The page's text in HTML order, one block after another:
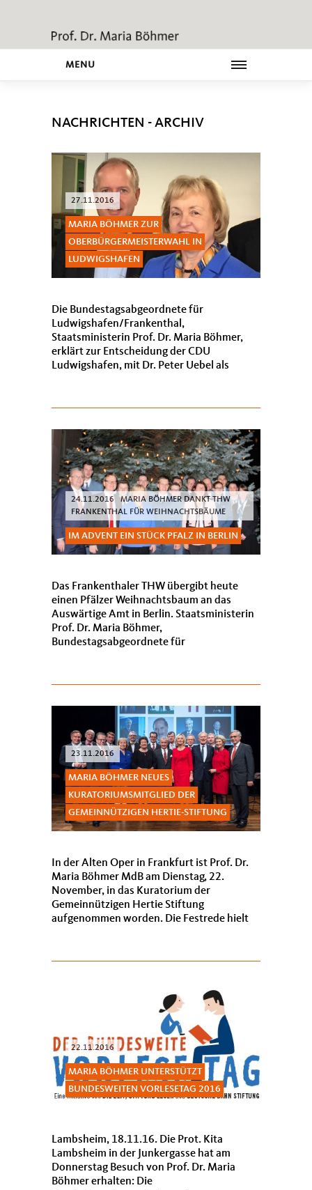
MENU
NACHRICHTEN - ARCHIV
27.11.2016
MARIA BÖHMER ZUR
OBERBÜRGERMEISTERWAHL IN
LUDWIGSHAFEN
Die Bundestagsabgeordnete für
Ludwigshafen/Frankenthal,
Staatsministerin Prof. Dr. Maria Böhmer,
erklärt zur Entscheidung der CDU
Ludwigshafen, mit Dr. Peter Uebel als
24.11.2016 MARIA BÖHMER DANKT THW
FRANKENTHAL FÜR WEIHNACHTSBÄUME
IM ADVENT EIN STÜCK PFALZ IN BERLIN
Das Frankenthaler THW übergibt heute
einen Pfälzer Weihnachtsbaum an das
Auswärtige Amt in Berlin. Staatsministerin
Prof. Dr. Maria Böhmer,
Bundestagsabgeordnete für
Blauen...
23.11.2016
MARIA BÖHMER NEUES
KURATORIUMSMITGLIED DER
GEMEINNÜTZIGEN HERTIE-STIFTUNG
In der Alten Oper in Frankfurt ist Prof. Dr.
Maria Böhmer MdB am Dienstag, 22.
November, in das Kuratorium der
Gemeinnützigen Hertie Stiftung
aufgenommen worden. Die Festrede hielt
22.11.2016
MARIA BÖHMER UNTERSTÜTZT
BUNDESWEITEN VORLESETAG 2016
Lambsheim, 18.11.16. Die Prot. Kita
Lambsheim in der Junkergasse hat am
Donnerstag Besuch von Prof. Dr. Maria
Böhmer erhalten: Die